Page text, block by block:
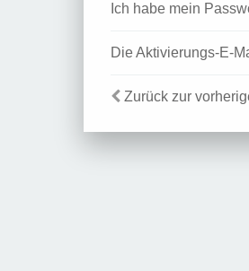
Ich habe mein
Die Aktivierungs-E-
Zurück zur